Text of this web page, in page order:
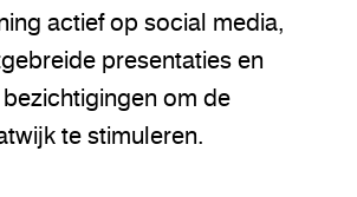
actief op social media,
presentaties en
om de
te stimuleren.